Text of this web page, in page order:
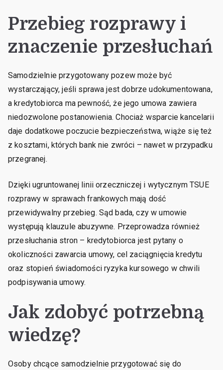
Przebieg rozprawy i
znaczenie przesłuchań
Samodzielnie przygotowany pozew może być
wystarczający, jeśli sprawa jest dobrze udokumentowana,
a kredytobiorca ma pewność, że jego umowa zawiera
niedozwolone postanowienia. Chociaż wsparcie kancelarii
daje dodatkowe poczucie bezpieczeństwa, wiąże się też
z kosztami, których bank nie zwróci – nawet w przypadku
przegranej.
Dzięki ugruntowanej linii orzeczniczej i wytycznym TSUE
rozprawy w sprawach frankowych mają dość
przewidywalny przebieg. Sąd bada, czy w umowie
występują klauzule abuzywne. Przeprowadza również
przesłuchania stron – kredytobiorca jest pytany o
okoliczności zawarcia umowy, cel zaciągnięcia kredytu
oraz stopień świadomości ryzyka kursowego w chwili
podpisywania umowy.
Jak zdobyć potrzebną
wiedzę?
Osoby chcące samodzielnie przygotować się do